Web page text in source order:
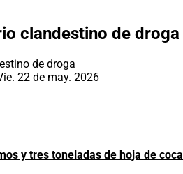
clandestino de droga
22 de may. 2026
y tres toneladas de hoja de coca